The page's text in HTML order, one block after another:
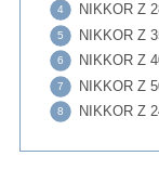
NIKKOR Z
NIKKOR Z
NIKKOR Z
NIKKOR Z
NIKKOR Z